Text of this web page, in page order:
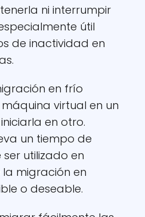
ni interrumpir
útil
de inactividad en
en frío
virtual en un
en otro.
un tiempo de
utilizado en
migración en
o deseable.